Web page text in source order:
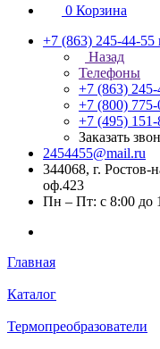
0 Корзина
+7 (863) 245-44-55
Назад
Телефоны
+7 (863)
+7 (800)
+7 (495)
Заказать
2454455@mail.ru
344068, г.
оф.423
Пн – Пт: с 8:00 до
Главная
Каталог
Термопреобразователи